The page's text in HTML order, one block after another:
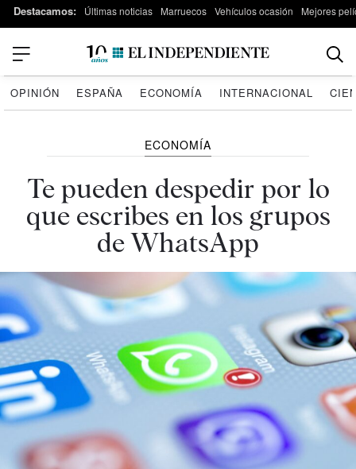
Destacamos: Últimas noticias Marruecos Vehículos ocasión Mejores
OPINIÓN ESPAÑA ECONOMÍA INTERNACIONAL
ECONOMÍA
Te pueden despedir por lo
que escribes en los grupos
de WhatsApp